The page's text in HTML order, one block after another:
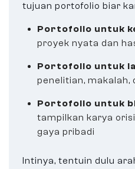
tujuan portofolio biar
Portofolio untuk
proyek nyata dan
Portofolio untuk
penelitian, makalah,
Portofolio untuk
tampilkan karya
gaya pribadi
Intinya, tentuin dulu